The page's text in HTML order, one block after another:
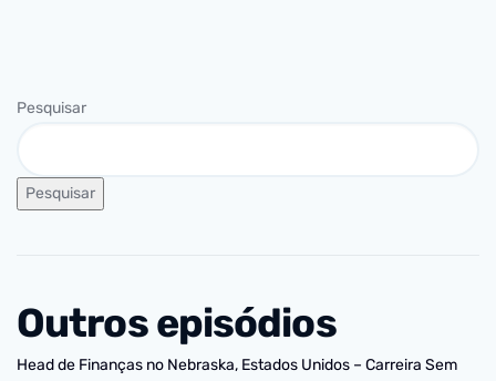
Pesquisar
Pesquisar
Outros episódios
Head de Finanças no Nebraska, Estados Unidos – Carreira Sem